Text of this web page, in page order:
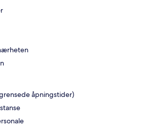
åpningstider)